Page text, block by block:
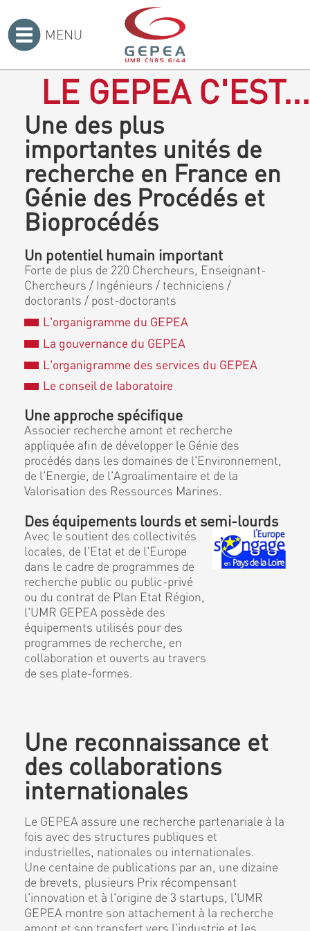
MENU
LE GEPEA C'EST...
Une des plus
importantes unités de
recherche en France en
Génie des Procédés et
Bioprocédés
Un potentiel humain important
Forte de plus de 220 Chercheurs, Enseignant-
Chercheurs / Ingénieurs / techniciens /
doctorants / post-doctorants
L'organigramme du GEPEA
La gouvernance du GEPEA
L'organigramme des services du GEPEA
Le conseil de laboratoire
Une approche spécifique
Associer recherche amont et recherche
appliquée afin de développer le Génie des
procédés dans les domaines de l'Environnement,
de l'Energie, de l'Agroalimentaire et de la
Valorisation des Ressources Marines.
Des équipements lourds et semi-lourds
Avec le soutient des collectivités
locales, de l'Etat et de l'Europe
dans le cadre de programmes de
recherche public ou public-privé
ou du contrat de Plan Etat Région,
l'UMR GEPEA possède des
équipements utilisés pour des
programmes de recherche, en
collaboration et ouverts au travers
de ses plate-formes.
Une reconnaissance et
des collaborations
internationales
Le GEPEA assure une recherche partenariale à la
fois avec des structures publiques et
industrielles, nationales ou internationales.
Une centaine de publications par an, une dizaine
de brevets, plusieurs Prix récompensant
l'innovation et à l'origine de 3 startups, l'UMR
GEPEA montre son attachement à la recherche
amont et son transfert vers l'industrie et les